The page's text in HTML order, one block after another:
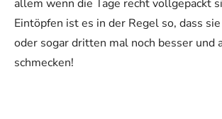
allem wenn die Tage recht vollgepackt
Eintöpfen ist es in der Regel so, dass
oder sogar dritten mal noch besser und
schmecken!